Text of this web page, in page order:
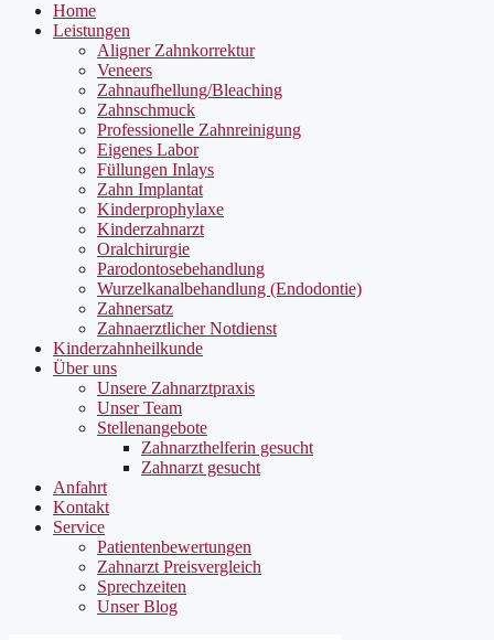
Home
Leistungen
Aligner Zahnkorrektur
Veneers
Zahnaufhellung/Bleaching
Zahnschmuck
Professionelle Zahnreinigung
Eigenes Labor
Füllungen Inlays
Zahn Implantat
Kinderprophylaxe
Kinderzahnarzt
Oralchirurgie
Parodontosebehandlung
Wurzelkanalbehandlung (Endodontie)
Zahnersatz
Zahnaerztlicher Notdienst
Kinderzahnheilkunde
Über uns
Unsere Zahnarztpraxis
Unser Team
Stellenangebote
Zahnarzthelferin gesucht
Zahnarzt gesucht
Anfahrt
Kontakt
Service
Patientenbewertungen
Zahnarzt Preisvergleich
Sprechzeiten
Unser Blog